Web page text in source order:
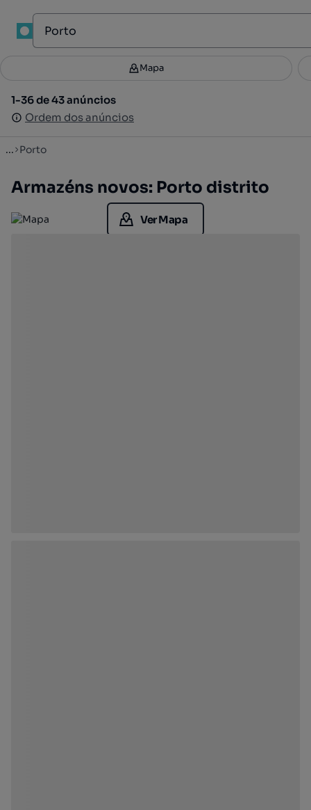
Filtros 3
1-36 de 43 anúncios
Ordem dos anúncios
Mapa
1-36 de 43 anúncios
Ordem dos anúncios
... Porto
Armazéns novos: Porto distrito
Ver Mapa